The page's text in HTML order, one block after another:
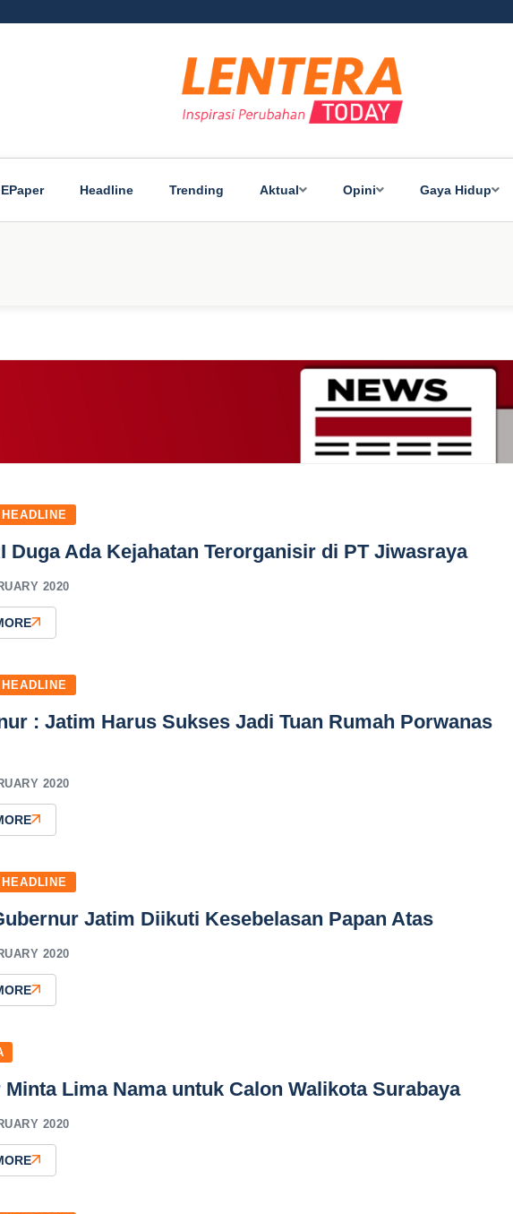
EPaper Headline Trending Aktual Opini Gaya Hidup
Duga Ada Kejahatan Terorganisir di PT Jiwasraya
2020
: Jatim Harus Sukses Jadi Tuan Rumah Porwanas
2020
Jatim Diikuti Kesebelasan Papan Atas
2020
Minta Lima Nama untuk Calon Walikota Surabaya
2020